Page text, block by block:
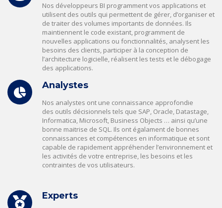
Nos développeurs BI programment vos applications et
utilisent des outils qui permettent de gérer, d’organiser et
de traiter des volumes importants de données. Ils
maintiennent le code existant, programment de
nouvelles applications ou fonctionnalités, analysent les
besoins des clients, participer à la conception de
l’architecture logicielle, réalisent les tests et le débogage
des applications.
Analystes
Nos analystes ont une connaissance approfondie
des outils décisionnels tels que SAP, Oracle, Datastage,
Informatica, Microsoft, Business Objects … ainsi qu’une
bonne maitrise de SQL. Ils ont égalament de bonnes
connaissances et compétences en informatique et sont
capable de rapidement appréhender l’environnement et
les activités de votre entreprise, les besoins et les
contraintes de vos utilisateurs.
Experts